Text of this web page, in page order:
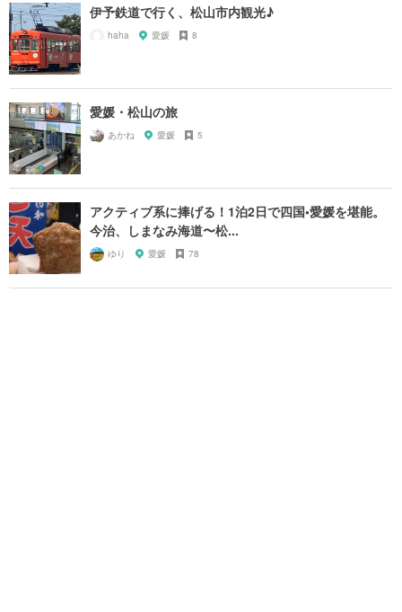
伊予鉄道で行く、松山市内観光♪
haha 愛媛 8
愛媛・松山の旅
あかね 愛媛 5
アクティブ系に捧げる！1泊2日で四国•愛媛を堪能。
今治、しまなみ海道〜松...
ゆり 愛媛 78